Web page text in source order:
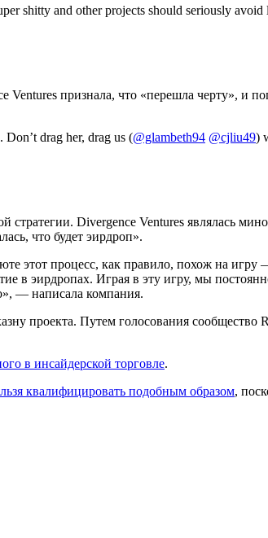
shitty and other projects should seriously
Ventures признала, что «перешла черту», и
drag her, drag us (@glambeth94 @cjliu49)
Divergence Ventures являлась
что будет эирдроп».
этот процесс, как правило, похож на
в эирдропах. Играя в эту игру, мы
— написала компания.
проекта. Путем голосования сообщество
в инсайдерской торговле.
квалифицировать подобным образом,